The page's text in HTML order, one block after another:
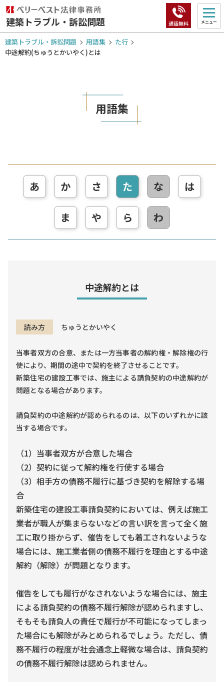
建築トラブル・訴訟問題 通話無料 メニュー
建築トラブル・訴訟問題 用語集
た行
中途解約(ちゅうとかいやく)とは
用語集
あ か さ た な は
ま や ら わ
中途解約とは
読み方 ちゅうとかいやく
当事者双方の合意、または一方当事者の解約権・解除権の行
使により、期間の途中で契約を終了させることです。
新築住宅の建設工事では、施主による請負契約の中途解約が
問題となる場合があります。
請負契約の中途解約が認められるのは、以下のいずれかに該
当する場合です。
（1）当事者双方が合意した場合
（2）契約に従って解約権を行使する場合
（3）相手方の債務不履行に基づき契約を解除する場
合
新築住宅の建設工事請負契約においては、例えば施工
業者が職人が集まらないなどの言い訳を言って全く施
工に取り掛からず、催告をしても着工されないような
場合には、施工業者側の債務不履行を理由とする中途
解約（解除）が問題となります。
催告をしても履行がなされないような場合には、施主
による請負契約の債務不履行解除が認められますし、
そもそも請負人の責任で履行が不可能になってしまっ
た場合にも解除がみとめられるでしょう。ただし、債
務不履行の程度が社会通念上軽微な場合は、請負契約
の債務不履行解除は認められません。